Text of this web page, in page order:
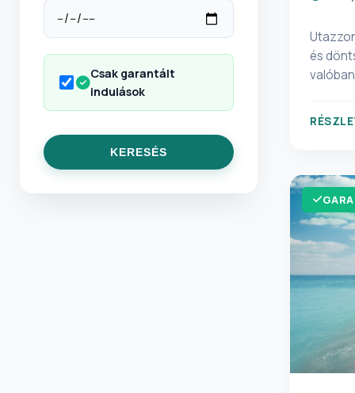
Csak garantált
indulások
KERESÉS
és
ma